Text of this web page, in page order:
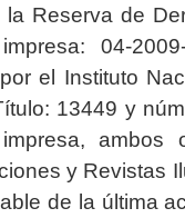
Reserva de
04-2009-
el Instituto
13449 y
ambos
y Revistas
de la última